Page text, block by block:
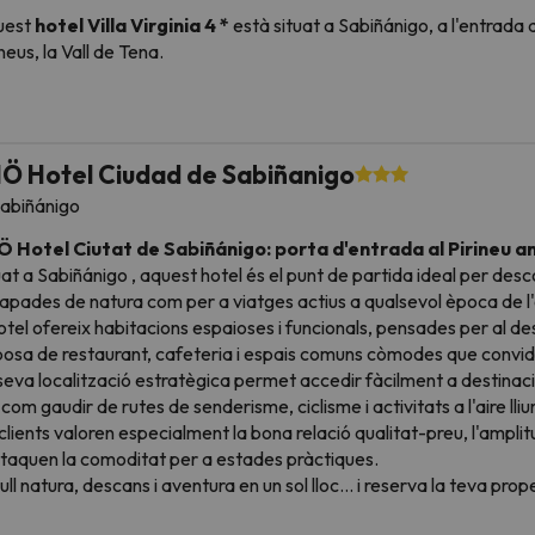
escalada, trekking, barranquisme, ràfting i més!
per refrescar en dies de calor!
és senzill, però t'encantarà saber que disposa de
gratuïta a les zones comunes.
Si ets esquiador, és
amb un recinte exterior amb una acurada
podreu dinar al restaurant de l'hotel: disposa de menús
consultar les seves tarifes directament a l'establiment.
hotel Villa Virginia 4 * està situat a Sabiñánigo, a l'entrada
la Vall de Tena.
disposa de recepció oberta de 7: 3h a 23: 3h, aire
gratuït, pàrquing exterior gratuït, pàrquing interior de
seves habitacions estan totalment equipades i disposen de
i un bany complet amb dutxa o banyera i assecador.
aquest allotjament disposa d'una zona de SPA & Wellnes,
abunden les botigues i llocs d'entreteniment, així com
està a Panticosa, a només 35 km. Altres, gràcies a la seva
momo golf, senderisme, escalada, barranquisme, rutes
jal'hotel Villa Virginia 4 * i descobreix Osca amb amics o
Hotel Ciudad de Sabiñanigo
Hotel Ciutat de Sabiñánigo: porta d'entrada al Pirineu
a Sabiñánigo , aquest hotel és el punt de partida ideal per
de natura com per a viatges actius a qualsevol època de
ofereix habitacions espaioses i funcionals, pensades per al
de restaurant, cafeteria i espais comuns còmodes que
localització estratègica permet accedir fàcilment a
gaudir de rutes de senderisme, ciclisme i activitats a l'aire
valoren especialment la bona relació qualitat-preu,
la comoditat per a estades pràctiques.
natura, descans i aventura en un sol lloc… i reserva la teva